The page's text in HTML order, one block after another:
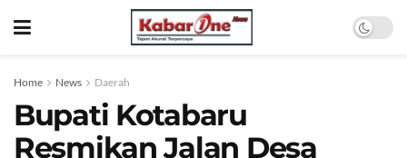
Home News Daerah
Bupati Kotabaru
Resmikan Jalan Desa